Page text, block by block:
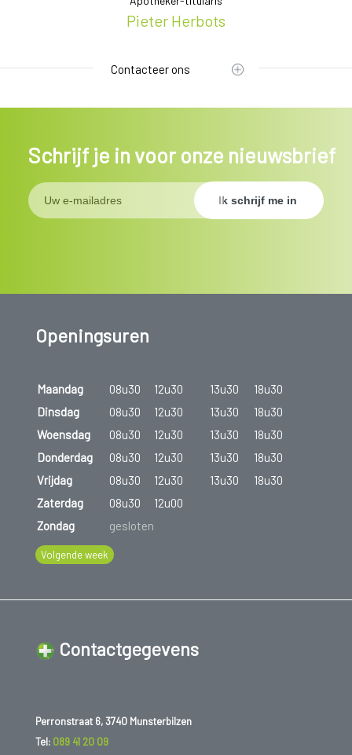
Pieter Herbots
Contacteer ons
Schrijf je in voor onze nieuwsbrief
Openingsuren
Maandag 08u30 12u30 13u30
18u30
Dinsdag
08u30 12u30 13u30
18u30
Woensdag
08u30 12u30 13u30
18u30
Donderdag
08u30 12u30 13u30
18u30
Vrijdag
08u30 12u30 13u30
18u30
Zaterdag
08u30
12u00
Zondag
gesloten
Volgende week
Contactgegevens
Perronstraat 6, 3740 Munsterbilzen
Tel: 089 41 20 09